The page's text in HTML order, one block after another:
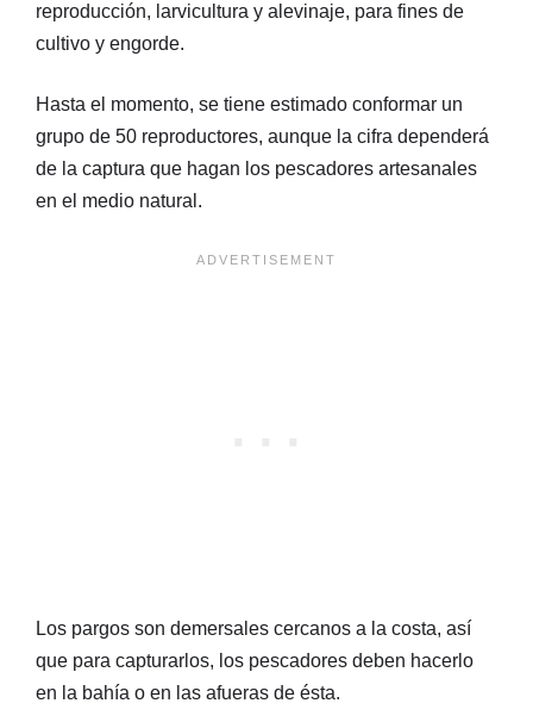
reproducción, larvicultura y alevinaje, para fines de
cultivo y engorde.
Hasta el momento, se tiene estimado conformar un
grupo de 50 reproductores, aunque la cifra dependerá
de la captura que hagan los pescadores artesanales
en el medio natural.
Los pargos son demersales cercanos a la costa, así
que para capturarlos, los pescadores deben hacerlo
en la bahía o en las afueras de ésta.